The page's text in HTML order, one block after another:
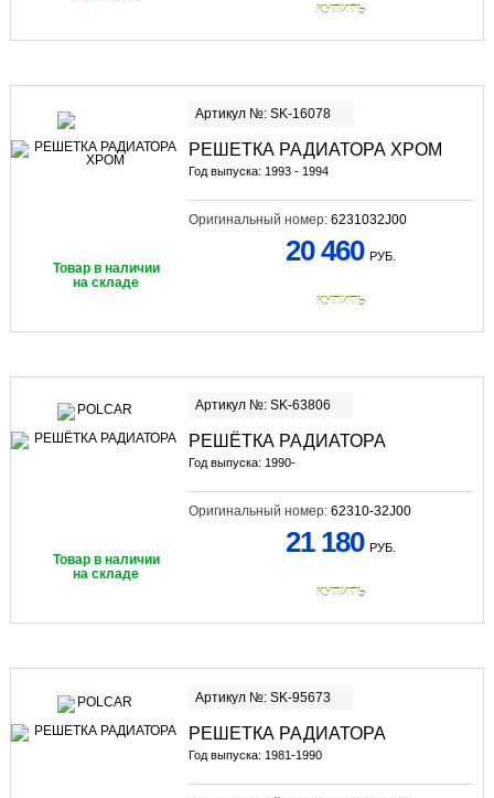
КУПИТЬ
Артикул №: SK-16078
РЕШЕТКА РАДИАТОРА ХРОМ
Год выпуска: 1993 - 1994
Оригинальный номер: 6231032J00
Товар в наличии
на складе
20 460 РУБ.
КУПИТЬ
Артикул №: SK-63806
РЕШЁТКА РАДИАТОРА
Год выпуска: 1990-
Оригинальный номер: 62310-32J00
Товар в наличии
на складе
21 180 РУБ.
КУПИТЬ
Артикул №: SK-95673
РЕШЕТКА РАДИАТОРА
Год выпуска: 1981-1990